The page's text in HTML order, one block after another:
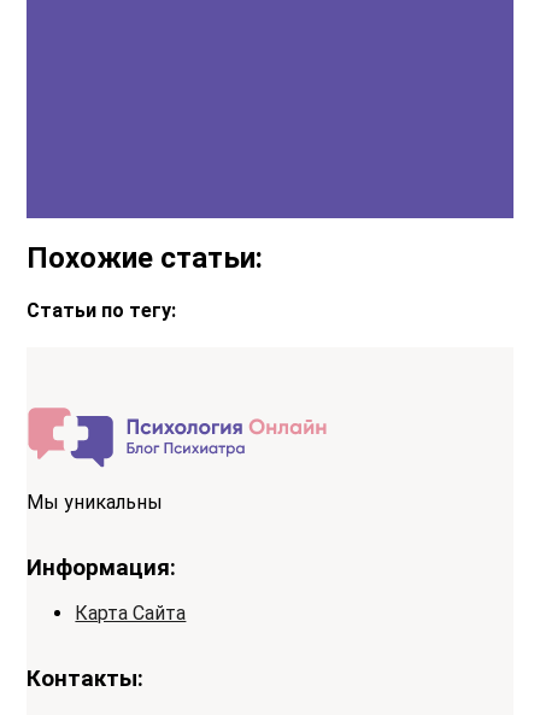
Похожие статьи:
Статьи по тегу:
Мы уникальны
Информация:
Карта Сайта
Контакты: